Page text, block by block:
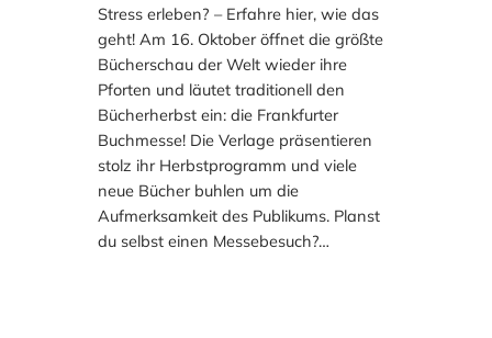
Stress erleben? – Erfahre hier, wie das
geht! Am 16. Oktober öffnet die größte
Bücherschau der Welt wieder ihre
Pforten und läutet traditionell den
Bücherherbst ein: die Frankfurter
Buchmesse! Die Verlage präsentieren
stolz ihr Herbstprogramm und viele
neue Bücher buhlen um die
Aufmerksamkeit des Publikums. Planst
du selbst einen Messebesuch?…